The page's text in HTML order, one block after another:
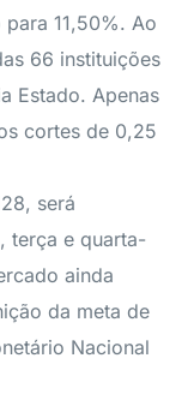
11,50%. Ao
66 instituições
Estado. Apenas
cortes de 0,25
será
terça e quarta-
ainda
da meta de
Nacional